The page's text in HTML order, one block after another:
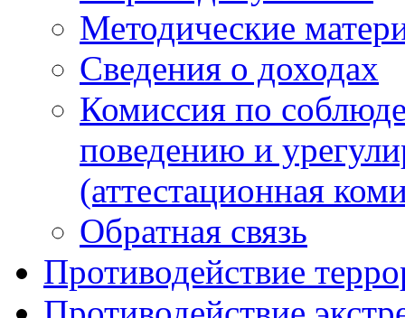
Методические
Сведения о доходах
Комиссия по
поведению и
(аттестационная
Обратная связь
Противодействие